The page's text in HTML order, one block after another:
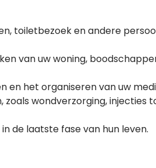
toiletbezoek en andere
van uw woning,
en het organiseren van uw
wondverzorging, injecties
de laatste fase van hun leven.